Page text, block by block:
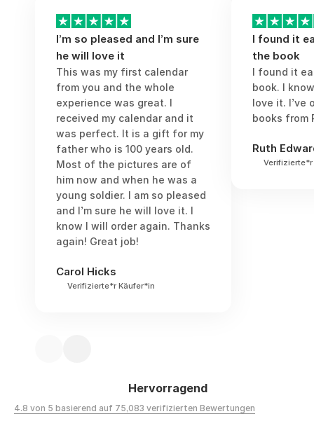
den Vater suchst, der dich seit Jahren
unterstützt – ein Fotogeschenk
verwandelt wertvolle Erinnerungen in
etwas Greifbares und Wunderschönes.
I’m so pleased and I’m sure
he will love it
This was my first calendar
from you and the whole
experience was great. I
received my calendar and it
was perfect. It is a gift for my
father who is 100 years old.
Most of the pictures are of
him now and when he was a
young soldier. I am so pleased
and I’m sure he will love it. I
know I will order again. Thanks
again! Great job!
Carol Hicks
Verifizierte*r Käufer*in
I found it
the book
I found it
book. I
love it. I’ve
books from
Ruth
Hervorragend
4.8 von 5 basierend auf 75,083 verifizierten Bewertungen